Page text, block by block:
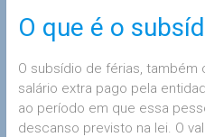
O que é o
O subsídio de férias, também
salário extra pago pela
ao período em que essa
descanso previsto na lei. O